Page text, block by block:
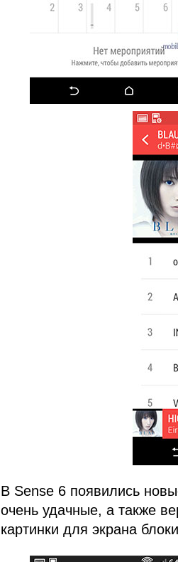
В Sense 6 появились
очень удачные, а также
картинки для экрана